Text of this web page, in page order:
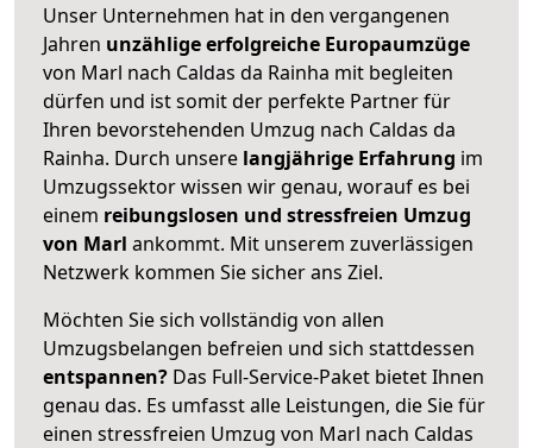
Unser Unternehmen hat in den vergangenen
Jahren unzählige erfolgreiche Europaumzüge
von Marl nach Caldas da Rainha mit begleiten
dürfen und ist somit der perfekte Partner für
Ihren bevorstehenden Umzug nach Caldas da
Rainha. Durch unsere langjährige Erfahrung im
Umzugssektor wissen wir genau, worauf es bei
einem reibungslosen und stressfreien Umzug
von Marl ankommt. Mit unserem zuverlässigen
Netzwerk kommen Sie sicher ans Ziel.
Möchten Sie sich vollständig von allen
Umzugsbelangen befreien und sich stattdessen
entspannen? Das Full-Service-Paket bietet Ihnen
genau das. Es umfasst alle Leistungen, die Sie für
einen stressfreien Umzug von Marl nach Caldas